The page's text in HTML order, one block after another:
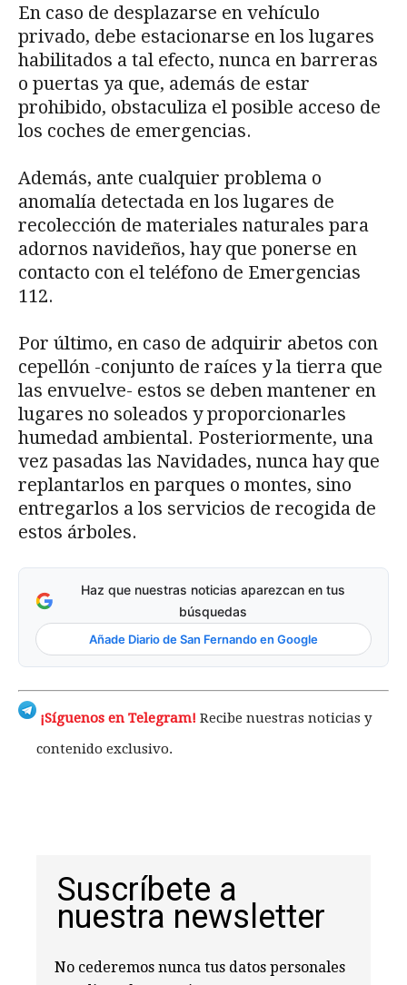
En caso de desplazarse en vehículo
privado, debe estacionarse en los lugares
habilitados a tal efecto, nunca en barreras
o puertas ya que, además de estar
prohibido, obstaculiza el posible acceso de
los coches de emergencias.
Además, ante cualquier problema o
anomalía detectada en los lugares de
recolección de materiales naturales para
adornos navideños, hay que ponerse en
contacto con el teléfono de Emergencias
112.
Por último, en caso de adquirir abetos con
cepellón -conjunto de raíces y la tierra que
las envuelve- estos se deben mantener en
lugares no soleados y proporcionarles
humedad ambiental. Posteriormente, una
vez pasadas las Navidades, nunca hay que
replantarlos en parques o montes, sino
entregarlos a los servicios de recogida de
estos árboles.
Haz que nuestras noticias aparezcan en tus
búsquedas
Añade Diario de San Fernando en Google
¡Síguenos en Telegram! Recibe nuestras noticias y
contenido exclusivo.
Suscríbete a
nuestra newsletter
No cederemos nunca tus datos personales